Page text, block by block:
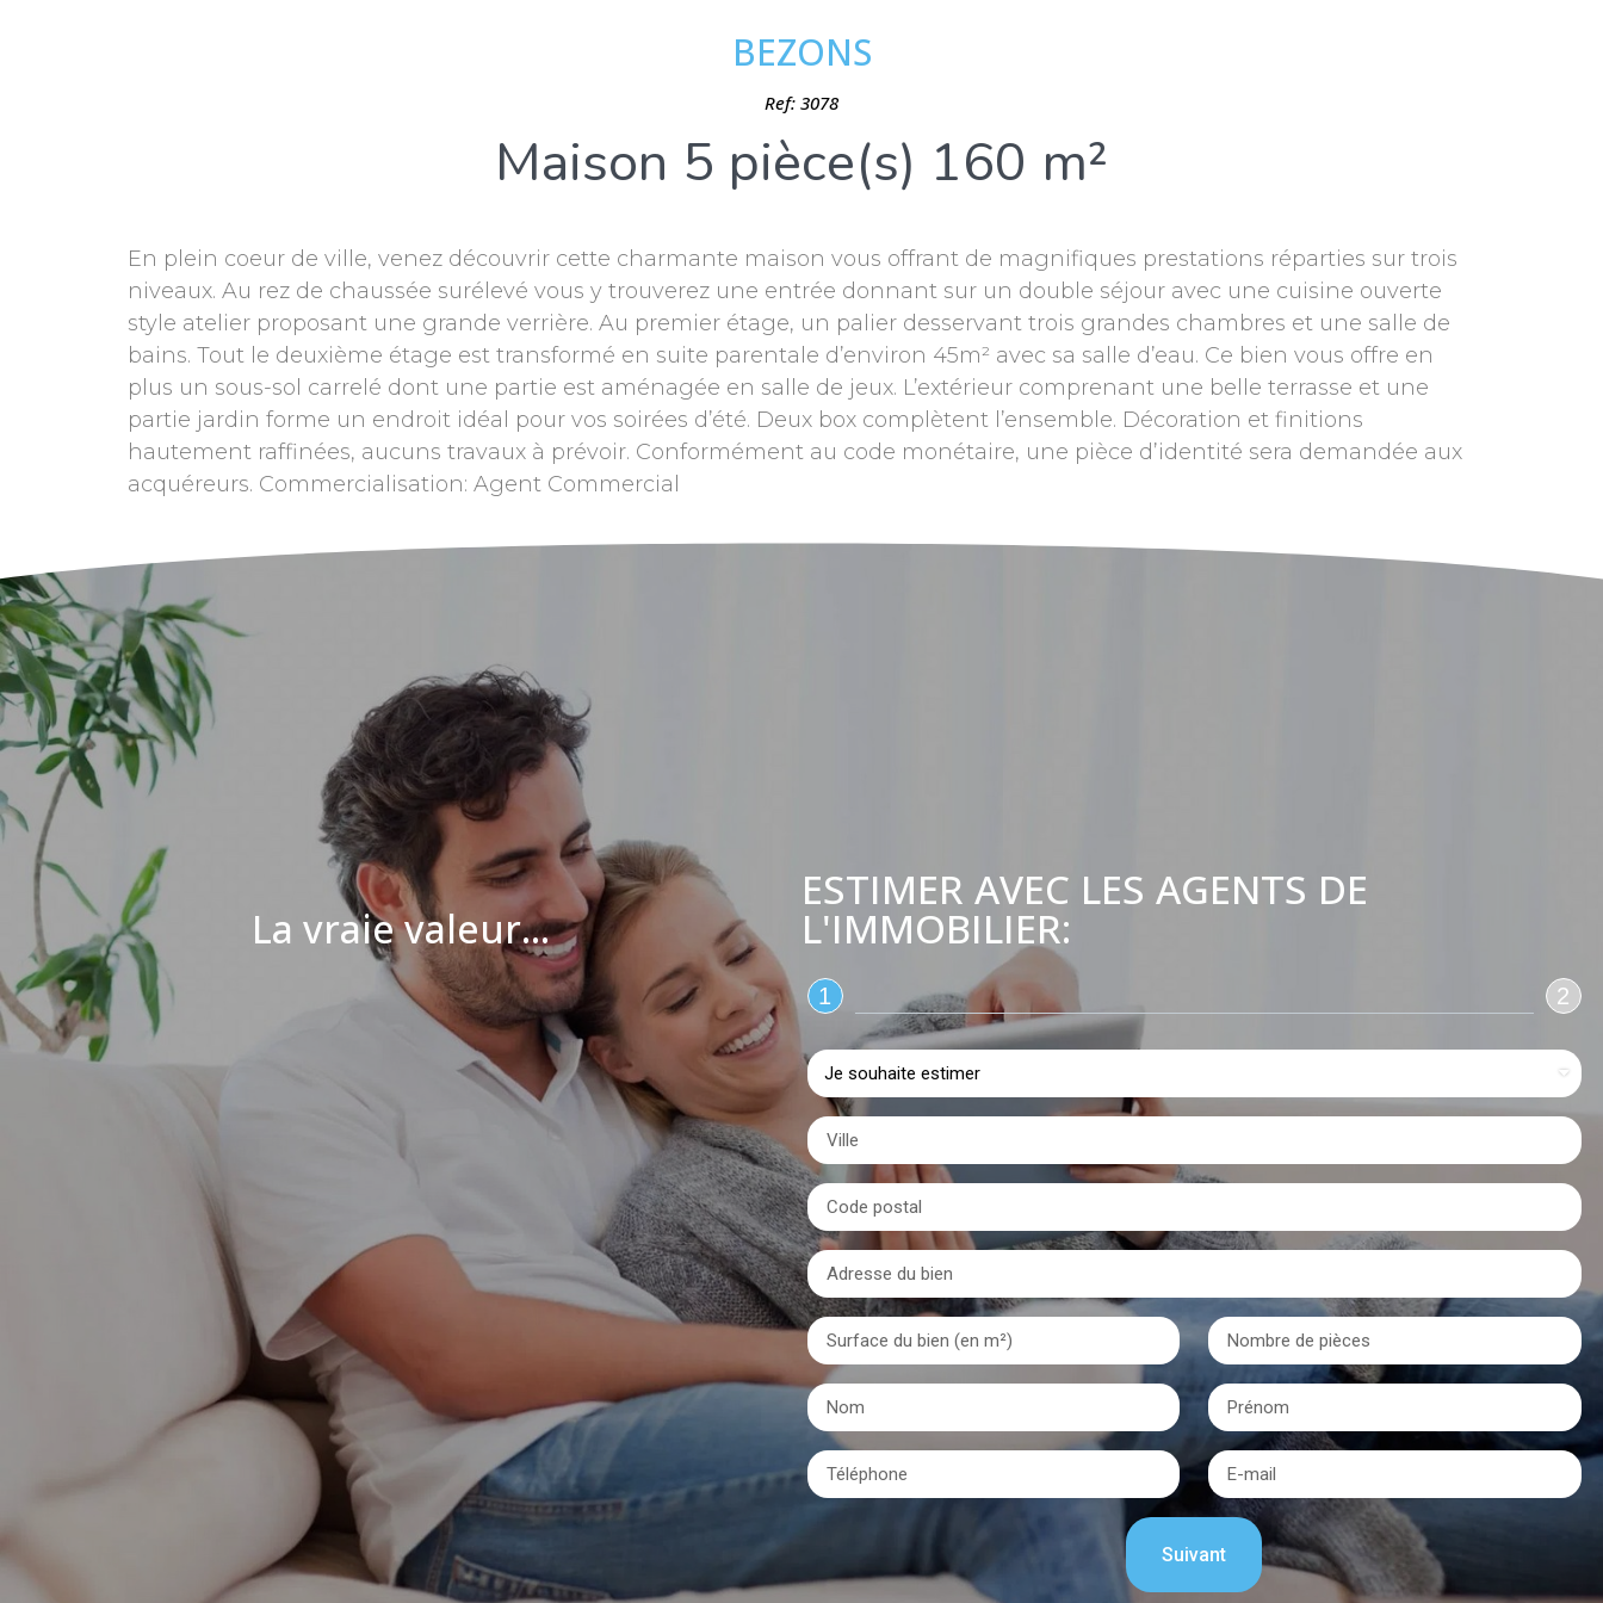
BEZONS
Ref: 3078
Maison 5 pièce(s) 160 m²
En plein coeur de ville, venez découvrir cette charmante maison vous offrant de magnifiques prestations réparties sur trois
niveaux. Au rez de chaussée surélevé vous y trouverez une entrée donnant sur un double séjour avec une cuisine ouverte
style atelier proposant une grande verrière. Au premier étage, un palier desservant trois grandes chambres et une salle de
bains. Tout le deuxième étage est transformé en suite parentale d’environ 45m² avec sa salle d’eau. Ce bien vous offre en
plus un sous-sol carrelé dont une partie est aménagée en salle de jeux. L’extérieur comprenant une belle terrasse et une
partie jardin forme un endroit idéal pour vos soirées d’été. Deux box complètent l’ensemble. Décoration et finitions
hautement raffinées, aucuns travaux à prévoir. Conformément au code monétaire, une pièce d’identité sera demandée aux
acquéreurs. Commercialisation: Agent Commercial
La vraie valeur...
ESTIMER AVEC LES AGENTS DE
L'IMMOBILIER:
1 2